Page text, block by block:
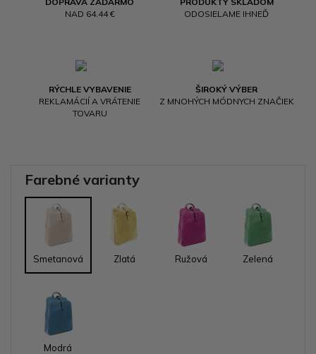
NAD 64.44 €
ODOSIELAME IHNEĎ
RÝCHLE VYBAVENIE
REKLAMÁCIÍ A VRÁTENIE
TOVARU
ŠIROKÝ VÝBER
Z MNOHÝCH MÓDNYCH ZNAČIEK
Farebné varianty
Smetanová Zlatá Ružová Zelená
Modrá